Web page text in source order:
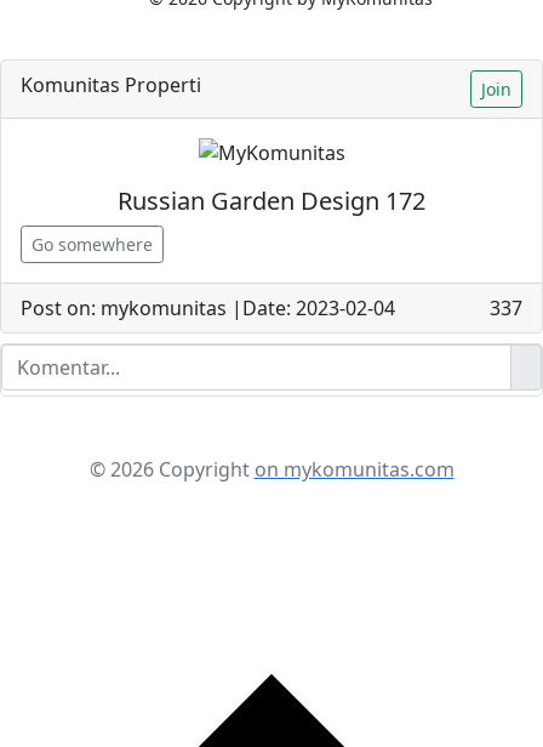
Komunitas Properti Join
Russian Garden Design 172
Go somewhere
Post on: mykomunitas |Date: 2023-02-04 337
© 2026 Copyright on mykomunitas.com